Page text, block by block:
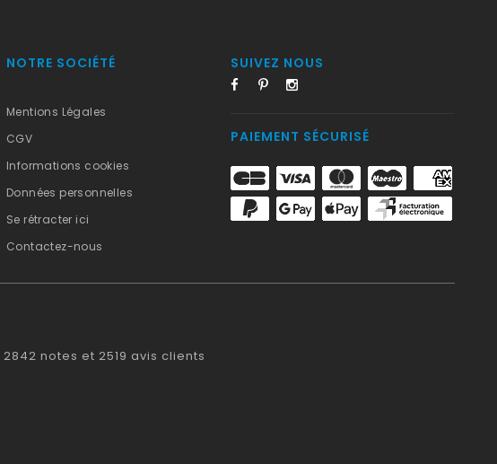
NOTRE SOCIÉTÉ
Mentions Légales
CGV
Informations cookies
Données personnelles
Se rétracter ici
Contactez-nous
SUIVEZ NOUS
PAIEMENT SÉCURISÉ
2842 notes et 2519 avis clients